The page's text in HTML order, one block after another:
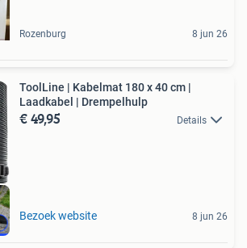
Rozenburg 8 jun 26
ToolLine | Kabelmat 180 x 40 cm |
Laadkabel | Drempelhulp
€ 49,95 Details
Bezoek website 8 jun 26